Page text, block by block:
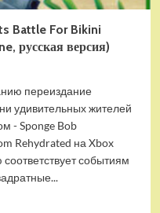
Battle For Bikini
русская версия)
переиздание
удивительных жителей
- Sponge Bob
Rehydrated на Xbox
событиям